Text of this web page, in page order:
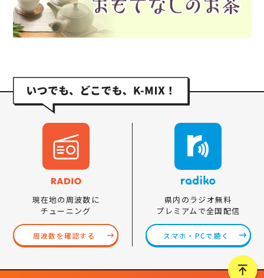
現在地の周波数に
チューニング
周波数を確認する
県内のラジオ無料
プレミアムで全国配信
スマホ・PCで聴く